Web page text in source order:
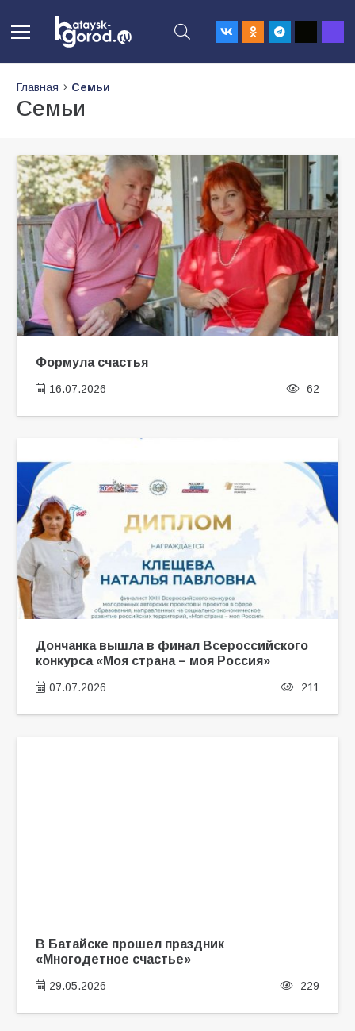
Главная Семьи
Семьи
Формула счастья
16.07.2026 62
Дончанка вышла в финал Всероссийского
конкурса «Моя страна – моя Россия»
07.07.2026 211
В Батайске прошел праздник
«Многодетное счастье»
29.05.2026 229